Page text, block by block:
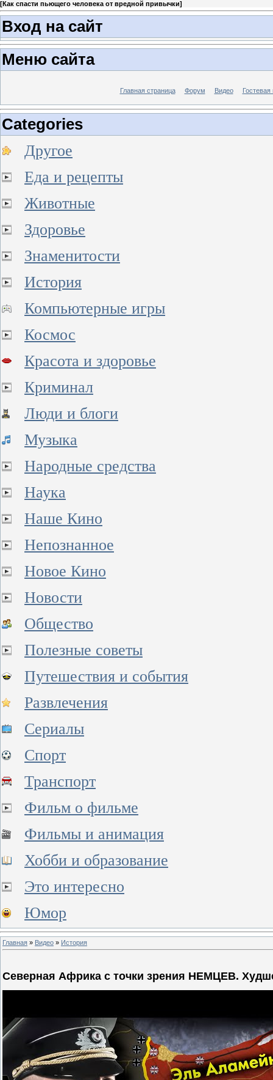
[Как спасти пьющего человека от вредной привычки]
Вход на сайт
Меню сайта
Главная страница Форум Видео Гостевая
Categories
Другое
Еда и рецепты
Животные
Здоровье
Знаменитости
История
Компьютерные игры
Космос
Красота и здоровье
Криминал
Люди и блоги
Музыка
Народные средства
Наука
Наше Кино
Непознанное
Новое Кино
Новости
Общество
Полезные советы
Путешествия и события
Развлечения
Сериалы
Спорт
Транспорт
Фильм о фильме
Фильмы и анимация
Хобби и образование
Это интересно
Юмор
Главная » Видео » История
Северная Африка с точки зрения НЕМЦЕВ.